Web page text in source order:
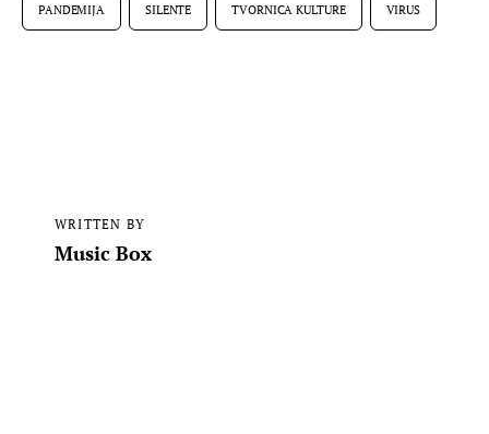
PANDEMIJA SILENTE TVORNICA KULTURE VIRUS
WRITTEN BY
Music Box